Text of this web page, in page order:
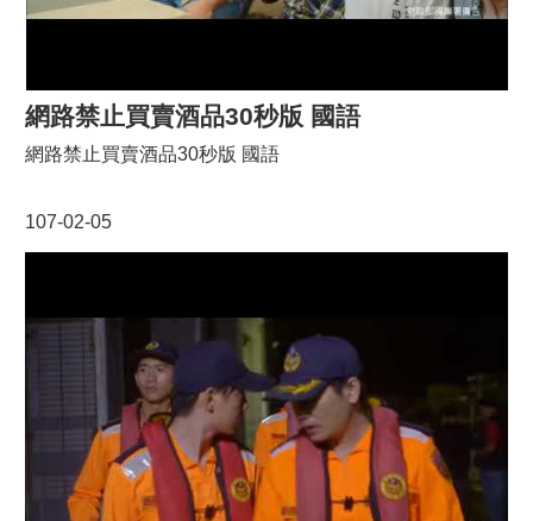
網路禁止買賣酒品30秒版 國語
107-02-05
網路禁止買賣酒品30秒版 國語